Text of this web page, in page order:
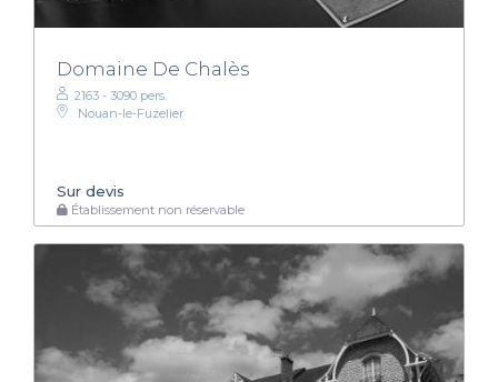
Domaine De Chalès
2163 - 3090 pers.
Nouan-le-Fuzelier
Sur devis
Établissement non réservable